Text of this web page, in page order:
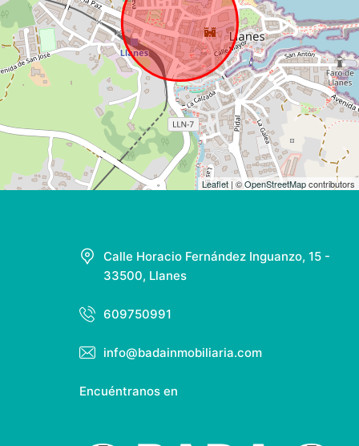
Leaflet | ©OpenStreetMapcontributors
Calle Horacio Fernández Inguanzo, 15 -
33500, Llanes
609750991
info@badainmobiliaria.com
Encuéntranos en